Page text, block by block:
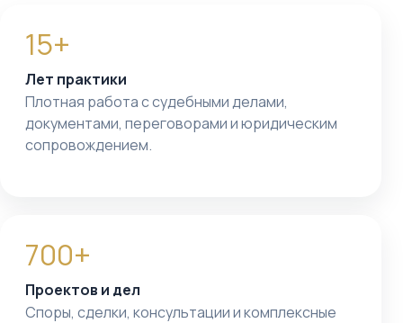
15+
Лет практики
Плотная работа с судебными делами,
документами, переговорами и юридическим
сопровождением.
700+
Проектов и дел
Споры, сделки, консультации и комплексные